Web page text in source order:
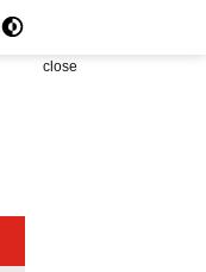
close